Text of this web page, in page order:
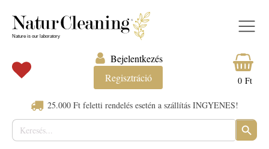
25.000 Ft feletti rendelés esetén a szállítás INGYENES!
Keresés:
SEARCH
BUTTON
Bejelentkezés
Regisztráció
0 Ft